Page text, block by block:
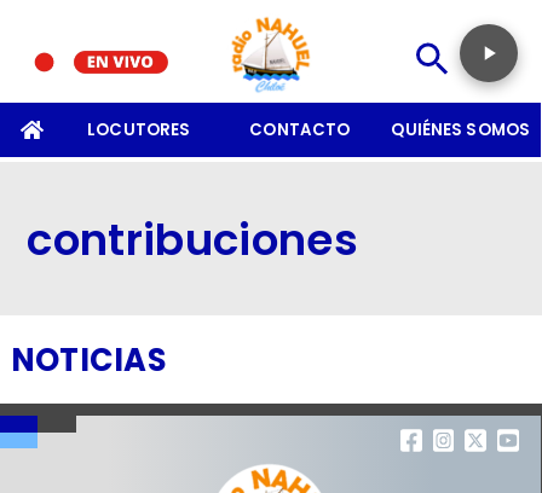
LOCUTORES CONTACTO QUIÉNES SOMOS
contribuciones
NOTICIAS